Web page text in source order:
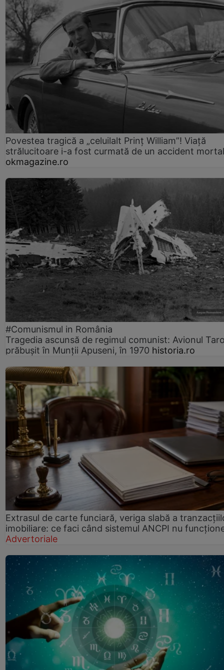
Povestea tragică a „celuilalt Prinț William”! Viață
strălucitoare i-a fost curmată de un accident mortal
okmagazine.ro
#Comunismul in România
Tragedia ascunsă de regimul comunist: Avionul
prăbușit în Munții Apuseni, în 1970 historia.ro
Extrasul de carte funciară, veriga slabă a
imobiliare: ce faci când sistemul ANCPI nu
Advertoriale